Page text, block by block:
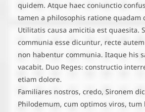
quidem. Atque haec coniunctio
tamen a philosophis ratione quadam
Utilitatis causa amicitia est quaesita.
communia esse dicuntur, recte
non habentur communia. Itaque his
vacabit. Duo Reges: constructio
etiam dolore.
Familiares nostros, credo, Sironem
Philodemum, cum optimos viros, tum